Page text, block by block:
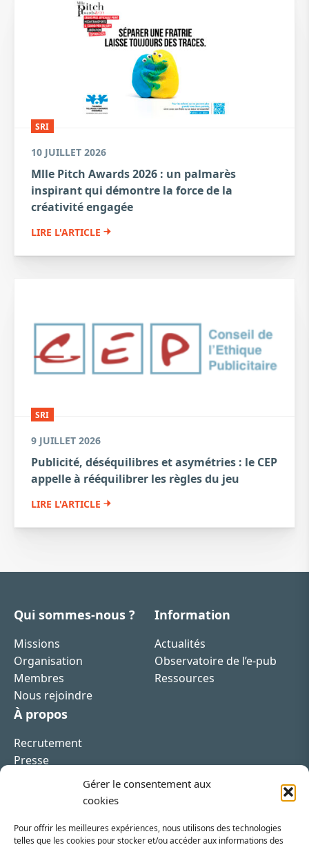
Gérer le consentement aux
cookies
Pour offrir les meilleures expériences, nous utilisons des technologies
telles que les cookies pour stocker et/ou accéder aux informations des
SRI
10 JUILLET 2026
Mlle Pitch Awards 2026 : un palmarès
inspirant qui démontre la force de la
créativité engagée
LIRE L'ARTICLE
SRI
9 JUILLET 2026
Publicité, déséquilibres et asymétries : le CEP
appelle à rééquilibrer les règles du jeu
LIRE L'ARTICLE
Qui sommes-nous ?
Missions
Organisation
Membres
Nous rejoindre
Information
Actualités
Observatoire de l’e-pub
Ressources
À propos
Recrutement
Presse